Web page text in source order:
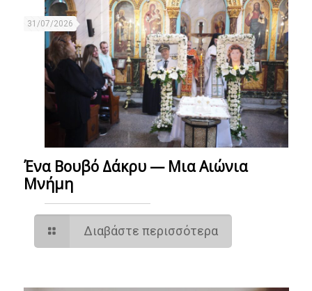
31/07/2026
Ένα Βουβό Δάκρυ — Μια Αιώνια
Μνήμη
Διαβάστε περισσότερα